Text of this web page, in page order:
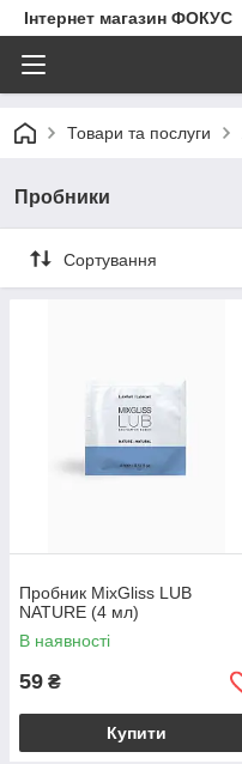
Інтернет магазин ФОКУС
Товари та послуги
Пробники
Сортування
Пробник MixGliss LUB
NATURE (4 мл)
В наявності
59 ₴
Купити